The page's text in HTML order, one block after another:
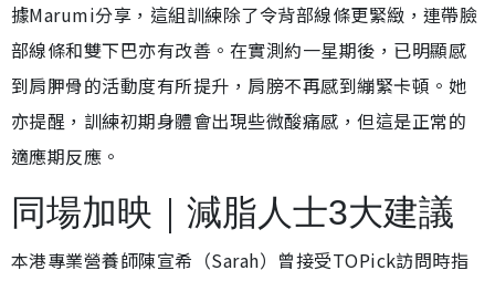
據Marumi分享，這組訓練除了令背部線條更緊緻，連帶臉
部線條和雙下巴亦有改善。在實測約一星期後，已明顯感
到肩胛骨的活動度有所提升，肩膀不再感到繃緊卡頓。她
亦提醒，訓練初期身體會出現些微酸痛感，但這是正常的
適應期反應。
同場加映｜減脂人士3大建議
本港專業營養師陳宣希（Sarah）曾接受TOPick訪問時指